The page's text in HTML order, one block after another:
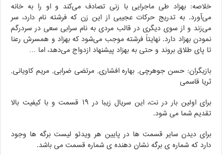
خلاصه: بهزاد طی ماجرایی با زنی تصادف می‌کند و او را به خانه
می‌آورد. به تدریج حرکات عجیبی از این زن که فرشته نام دارد، سر
می‌زند و از سوی دیگری در قالب مردی به نام سرابی سعی در سردرگم
نمودن بهزاد دارد. نهایتاً فرشته موجب می‌شود که بهزاد و همسرش رعنا
تا پای طلاق بروند و حتی به بهزاد پیشنهاد ازدواج می‌دهد، اما …
بازیگران: حسن جوهرچی, بهاره افشاری, مرتضی ضرابی, مریم کاویانی,
ثریا قاسمی
برای اولین بار در نت، این سریال زیبا در ۱۹ قسمت و با کیفیت بالا
تقدیم شما می شود.
برای دیدن سایر قسمت ها در پایین هر ویدئو لیست برگه ها وجود
دارد که شماره ی برگه نشان دهنده ی شماره قسمت می باشد.